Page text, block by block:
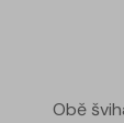
Obě